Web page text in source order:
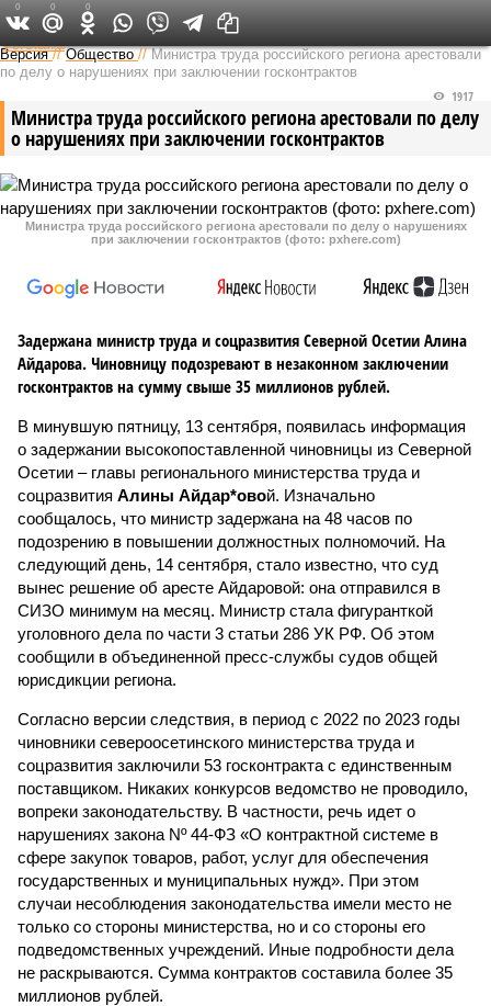
Федеральный выпуск
Версия //Общество //Министра труда российского региона арестовали
по делу о нарушениях при заключении госконтрактов
Министра труда российского региона арестовали по делу
о нарушениях при заключении госконтрактов
1917
Министра труда российского региона арестовали по делу о нарушениях
при заключении госконтрактов (фото: pxhere.com)
Задержана министр труда и соцразвития Северной Осетии Алина
Айдарова. Чиновницу подозревают в незаконном заключении
госконтрактов на сумму свыше 35 миллионов рублей.
В минувшую пятницу, 13 сентября, появилась информация
о задержании высокопоставленной чиновницы из Северной
Осетии – главы регионального министерства труда и
соцразвития Алины Айдар*овой. Изначально
сообщалось, что министр задержана на 48 часов по
подозрению в повышении должностных полномочий. На
следующий день, 14 сентября, стало известно, что суд
вынес решение об аресте Айдаровой: она отправился в
СИЗО минимум на месяц. Министр стала фигуранткой
уголовного дела по части 3 статьи 286 УК РФ. Об этом
сообщили в объединенной пресс-службы судов общей
юрисдикции региона.
Согласно версии следствия, в период с 2022 по 2023 годы
чиновники североосетинского министерства труда и
соцразвития заключили 53 госконтракта с единственным
поставщиком. Никаких конкурсов ведомство не проводило,
вопреки законодательству. В частности, речь идет о
нарушениях закона Nº 44-ФЗ «О контрактной системе в
сфере закупок товаров, работ, услуг для обеспечения
государственных и муниципальных нужд». При этом
случаи несоблюдения законодательства имели место не
только со стороны министерства, но и со стороны его
подведомственных учреждений. Иные подробности дела
не раскрываются. Сумма контрактов составила более 35
миллионов рублей.
0 0 0